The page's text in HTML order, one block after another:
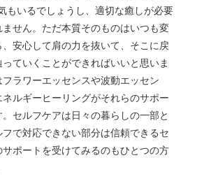
もいるでしょうし、適切な癒しが必要
せん。ただ本質そのものはいつも変
安心して肩の力を抜いて、そこに戻
ていくことができればいいと思いま
ラワーエッセンスや波動エッセン
ルギーヒーリングがそれらのサポー
セルフケアは日々の暮らしの一部と
で対応できない部分は信頼できるセ
ポートを受けてみるのもひとつの方